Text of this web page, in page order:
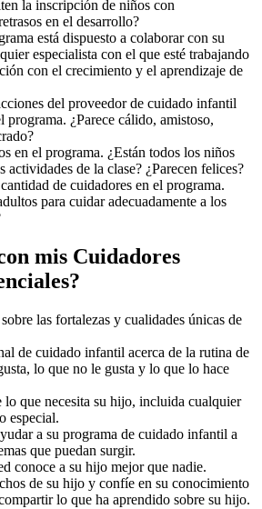
la inscripción de niños con
en el desarrollo?
está dispuesto a colaborar con su
especialista con el que esté trabajando
con el crecimiento y el aprendizaje de
del proveedor de cuidado infantil
programa. ¿Parece cálido, amistoso,
en el programa. ¿Están todos los niños
actividades de la clase? ¿Parecen felices?
de cuidadores en el programa.
para cuidar adecuadamente a los
mis Cuidadores
las fortalezas y cualidades únicas de
de cuidado infantil acerca de la rutina de
lo que no le gusta y lo que lo hace
lo que necesita su hijo, incluida cualquier
especial.
a su programa de cuidado infantil a
que puedan surgir.
conoce a su hijo mejor que nadie.
de su hijo y confíe en su conocimiento
lo que ha aprendido sobre su hijo.